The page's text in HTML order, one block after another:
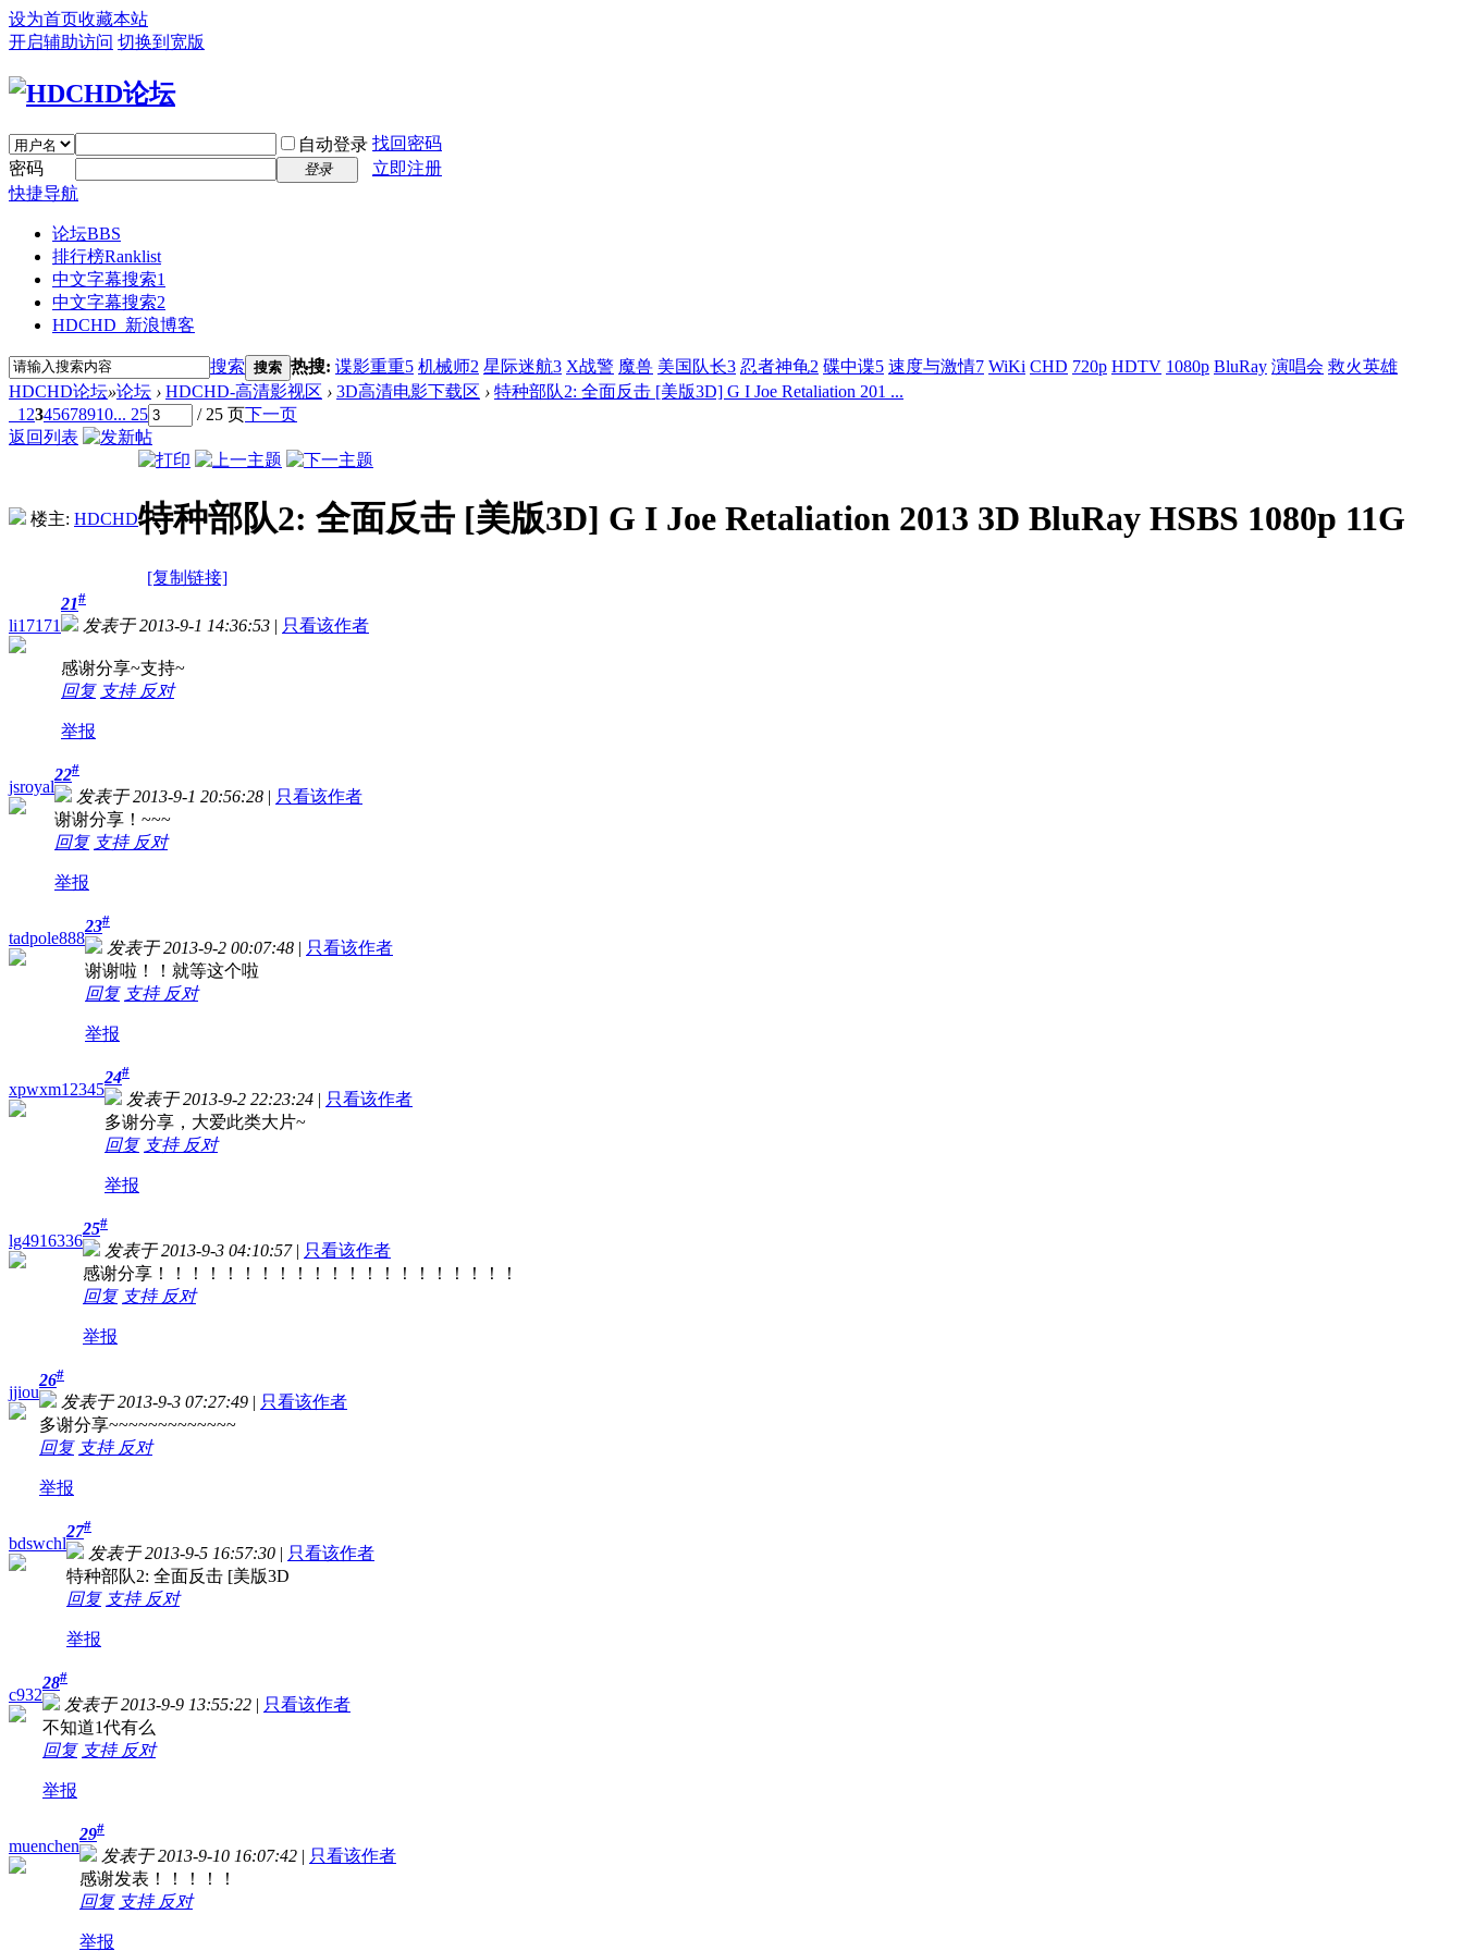
设为首页收藏本站
开启辅助访问 切换到宽版
自动登录 找回密码
密码
登录
立即注册
快捷导航
论坛BBS
排行榜Ranklist
中文字幕搜索1
中文字幕搜索2
HDCHD_新浪博客
搜索 搜索 热搜: 谍影重重5 机械师2 星际迷航3 X战警 魔兽 美国队长3 忍者神龟2 碟中谍5 速度与激情7 WiKi CHD 720p HDTV 1080p BluRay 演唱会 救火英雄
HDCHD论坛»论坛 › HDCHD-高清影视区 › 3D高清电影下载区 › 特种部队2: 全面反击 [美版3D] G I Joe Retaliation 201 ...
1 2345678910... 25 / 25 页下一页
返回列表
楼主: HDCHD特种部队2: 全面反击 [美版3D] G I Joe Retaliation 2013 3D BluRay HSBS 1080p 11G
[复制链接]
li17171
21#
发表于 2013-9-1 14:36:53 | 只看该作者
感谢分享~支持~
回复 支持 反对
举报
jsroyal
22#
发表于 2013-9-1 20:56:28 | 只看该作者
谢谢分享！~~~
回复 支持 反对
举报
tadpole888
23#
发表于 2013-9-2 00:07:48 | 只看该作者
谢谢啦！！就等这个啦
回复 支持 反对
举报
xpwxm12345
24#
发表于 2013-9-2 22:23:24 | 只看该作者
多谢分享，大爱此类大片~
回复 支持 反对
举报
lg4916336
25#
发表于 2013-9-3 04:10:57 | 只看该作者
感谢分享！！！！！！！！！！！！！！！！！！！！！
回复 支持 反对
举报
jjiou
26#
发表于 2013-9-3 07:27:49 | 只看该作者
多谢分享~~~~~~~~~~~~~
回复 支持 反对
举报
bdswchl
27#
发表于 2013-9-5 16:57:30 | 只看该作者
特种部队2: 全面反击 [美版3D
回复 支持 反对
举报
c932
28#
发表于 2013-9-9 13:55:22 | 只看该作者
不知道1代有么
回复 支持 反对
举报
muenchen
29#
发表于 2013-9-10 16:07:42 | 只看该作者
感谢发表！！！！！
回复 支持 反对
举报